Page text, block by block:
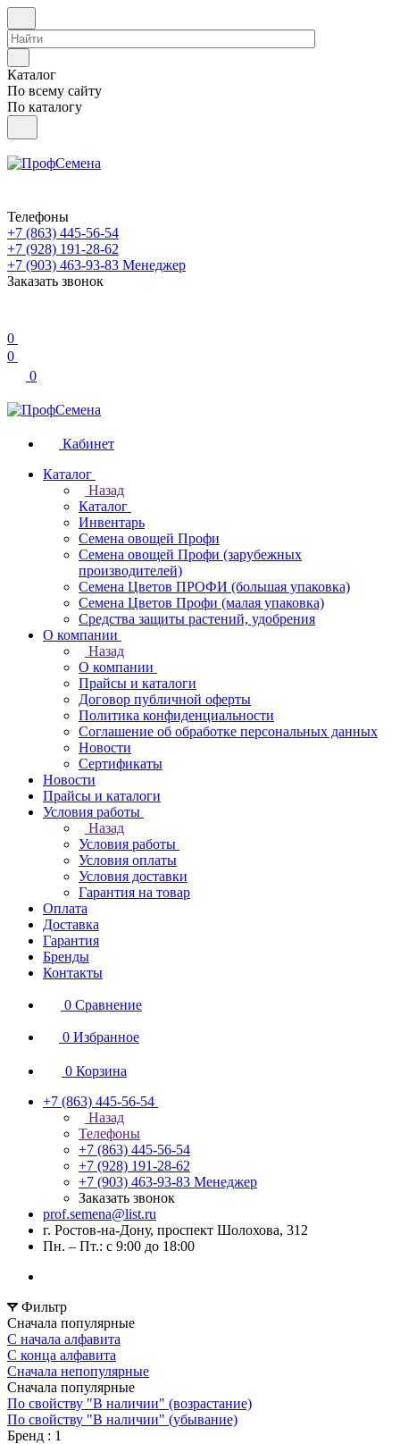
Каталог
По всему сайту
По каталогу
Телефоны
+7 (863) 445-56-54
+7 (928) 191-28-62
+7 (903) 463-93-83 Менеджер
Заказать звонок
0
0
0
Кабинет
Каталог
Назад
Каталог
Инвентарь
Семена овощей Профи
Семена овощей Профи (зарубежных
производителей)
Семена Цветов ПРОФИ (большая упаковка)
Семена Цветов Профи (малая упаковка)
Средства защиты растений, удобрения
О компании
Назад
О компании
Прайсы и каталоги
Договор публичной оферты
Политика конфиденциальности
Соглашение об обработке персональных данных
Новости
Сертификаты
Новости
Прайсы и каталоги
Условия работы
Назад
Условия работы
Условия оплаты
Условия доставки
Гарантия на товар
Оплата
Доставка
Гарантия
Бренды
Контакты
0 Сравнение
0 Избранное
0 Корзина
+7 (863) 445-56-54
Назад
Телефоны
+7 (863) 445-56-54
+7 (928) 191-28-62
+7 (903) 463-93-83 Менеджер
Заказать звонок
prof.semena@list.ru
г. Ростов-на-Дону, проспект Шолохова, 312
Пн. – Пт.: с 9:00 до 18:00
Фильтр
Сначала популярные
С начала алфавита
С конца алфавита
Сначала непопулярные
Сначала популярные
По свойству "В наличии" (возрастание)
По свойству "В наличии" (убывание)
Бренд : 1